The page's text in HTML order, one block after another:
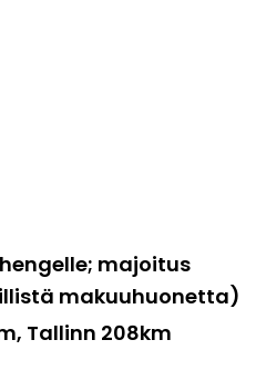
majoitus
makuuhuonetta)
Tallinn 208km